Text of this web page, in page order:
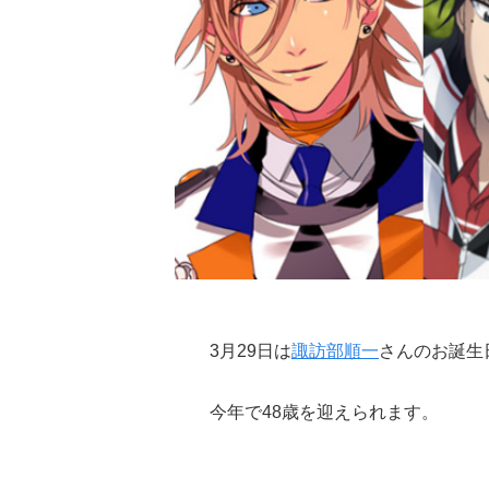
3月29日は諏訪部順一さんのお誕生
今年で48歳を迎えられます。